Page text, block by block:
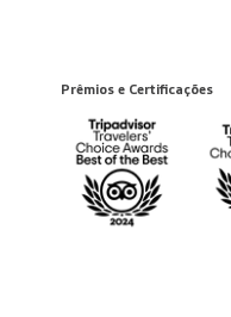
Prêmios e Certificações